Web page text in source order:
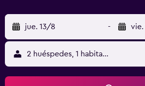
jue. 13/8 - vie.
2 huéspedes, 1 habitación